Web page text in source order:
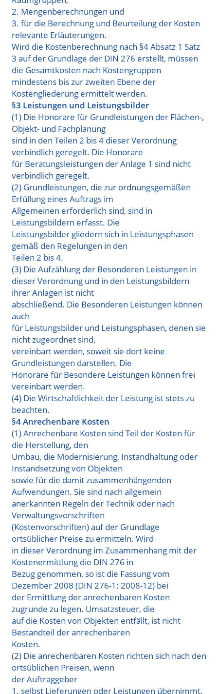
2. Mengenberechnungen und
3. für die Berechnung und Beurteilung der Kosten
relevante Erläuterungen.
Wird die Kostenberechnung nach §4 Absatz 1 Satz
3 aufder Grundlage der DIN 276 erstellt, müssen
die Gesamtkosten nach Kostengruppen
mindestens bis zur zweiten Ebene der
Kostengliederung ermittelt werden.
§3 Leistungen und Leistungsbilder
(1) Die Honorare für Grundleistungen der Flächen-,
Objekt- und Fachplanung
sind in den Teilen 2 bis 4 dieser Verordnung
verbindlich geregelt. Die Honorare
für Beratungsleistungen der Anlage 1 sind nicht
verbindlich geregelt.
(2) Grundleistungen, die zur ordnungsgemäßen
Erfüllung eines Auftrags im
Allgemeinen erforderlich sind, sind in
Leistungsbildern erfasst. Die
Leistungsbilder gliedern sich in Leistungsphasen
gemäß den Regelungen in den
Teilen 2 bis 4.
(3) Die Aufzählung der Besonderen Leistungen in
dieser Verordnung und in den Leistungsbildern
ihrer Anlagen ist nicht
abschließend. Die Besonderen Leistungen können
auch
für Leistungsbilder und Leistungsphasen, denen sie
nicht zugeordnet sind,
vereinbart werden, soweit sie dort keine
Grundleistungen darstellen. Die
Honorare für Besondere Leistungen können frei
vereinbart werden.
(4) Die Wirtschaftlichkeit der Leistung ist stets zu
beachten.
§4 Anrechenbare Kosten
(1) Anrechenbare Kosten sind Teil der Kosten für
die Herstellung, den
Umbau, die Modernisierung, Instandhaltung oder
Instandsetzung von Objekten
sowie für die damit zusammenhängenden
Aufwendungen. Sie sind nach allgemein
anerkannten Regeln der Technik oder nach
Verwaltungsvorschriften
(Kostenvorschriften) auf der Grundlage
ortsüblicher Preise zu ermitteln. Wird
in dieser Verordnung im Zusammenhang mit der
Kostenermittlung die DIN 276 in
Bezug genommen, so ist die Fassung vom
Dezember 2008 (DIN 276-1: 2008-12) bei
der Ermittlung der anrechenbaren Kosten
zugrunde zu legen. Umsatzsteuer, die
auf die Kosten von Objekten entfällt, ist nicht
Bestandteil der anrechenbaren
Kosten.
(2) Die anrechenbaren Kosten richten sich nach den
ortsüblichen Preisen, wenn
der Auftraggeber
1. selbst Lieferungen oder Leistungen übernimmt,